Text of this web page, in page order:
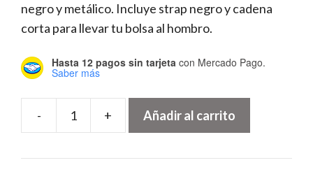
negro y metálico. Incluye strap negro y cadena
corta para llevar tu bolsa al hombro.
Hasta 12 pagos sin tarjeta con Mercado Pago.
Saber más
-
Duo
y
+ Añadir al carrito